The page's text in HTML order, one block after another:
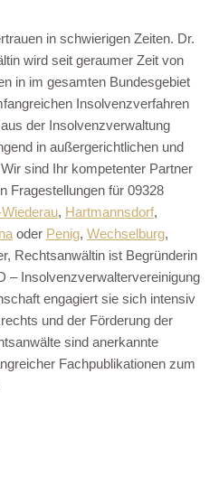
in schwierigen Zeiten. Dr.
wird seit geraumer Zeit von
in im gesamten Bundesgebiet
Insolvenzverfahren
der Insolvenzverwaltung
in außergerichtlichen und
sind Ihr kompetenter Partner
Fragestellungen für 09328
, Hartmannsdorf,
oder Penig, Wechselburg,
Rechtsanwältin ist Begründerin
– Insolvenzverwaltervereinigung
engagiert sie sich intensiv
und der Förderung der
sind anerkannte
Fachpublikationen zum